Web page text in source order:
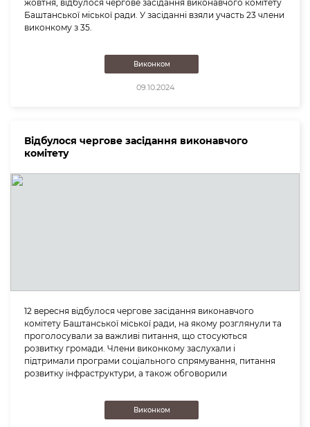
жовтня, відбулося чергове засідання виконавчого комітету
Баштанської міської ради. У засіданні взяли участь 23 члени
виконкому з 35.
Виконком
09.10.2024
Відбулося чергове засідання виконавчого
комітету
12 вересня відбулося чергове засідання виконавчого
комітету Баштанської міської ради, на якому розглянули та
проголосували за важливі питання, що стосуються
розвитку громади. Члени виконкому заслухали і
підтримали програми соціального спрямування, питання
розвитку інфраструктури, а також обговорили
Виконком